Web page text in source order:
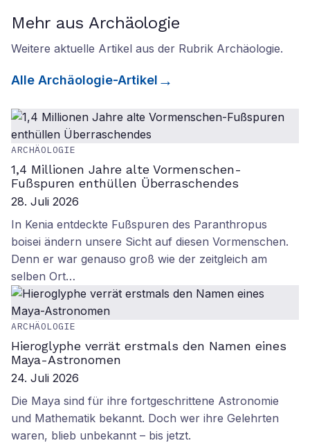
Mehr aus Archäologie
Weitere aktuelle Artikel aus der Rubrik Archäologie.
Alle Archäologie-Artikel
ARCHÄOLOGIE
1,4 Millionen Jahre alte Vormenschen-
Fußspuren enthüllen Überraschendes
28. Juli 2026
In Kenia entdeckte Fußspuren des Paranthropus
boisei ändern unsere Sicht auf diesen Vormenschen.
Denn er war genauso groß wie der zeitgleich am
selben Ort…
ARCHÄOLOGIE
Hieroglyphe verrät erstmals den Namen eines
Maya-Astronomen
24. Juli 2026
Die Maya sind für ihre fortgeschrittene Astronomie
und Mathematik bekannt. Doch wer ihre Gelehrten
waren, blieb unbekannt – bis jetzt.